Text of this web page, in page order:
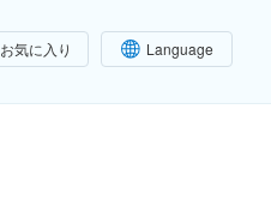
お気に入り Language